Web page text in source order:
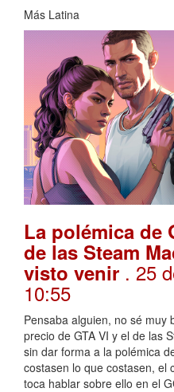
Más Latina
La polémica de
de las Steam
visto venir . 25
10:55
Pensaba alguien, no sé muy
precio de GTA VI y el de las
sin dar forma a la polémica
costasen lo que costasen, el
toca hablar sobre ello en el